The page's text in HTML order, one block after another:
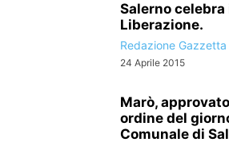
Salerno
Liberazione.
Redazione
24 Aprile 2015
Marò,
ordine del
Comunale di